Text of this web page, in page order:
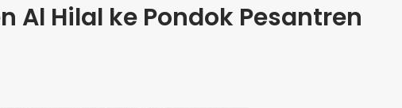
Al Hilal ke Pondok Pesantren